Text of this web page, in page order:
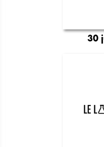
30